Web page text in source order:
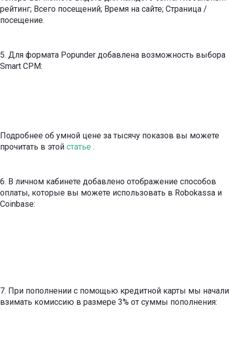
рейтинг; Всего посещений; Время на сайте; Страница /
посещение.
5. Для формата Popunder добавлена ​​возможность выбора
Smart CPM:
Подробнее об умной цене за тысячу показов вы можете
прочитать в этой статье .
6. В личном кабинете добавлено отображение способов
оплаты, которые вы можете использовать в Robokassa и
Coinbase:
7. При пополнении с помощью кредитной карты мы начали
взимать комиссию в размере 3% от суммы пополнения: